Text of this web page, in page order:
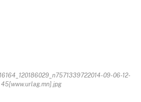
09-06-12-
45[www.urlag.mn].jpg